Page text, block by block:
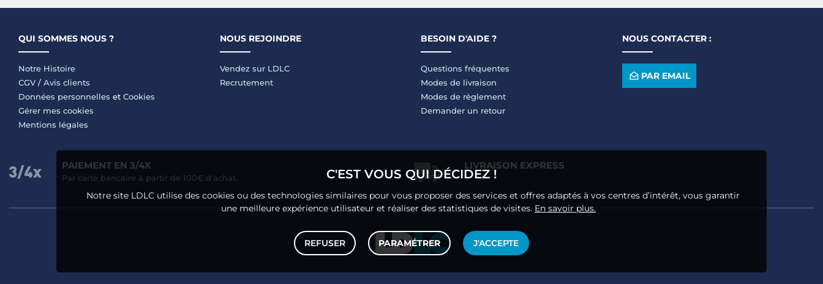
QUI SOMMES NOUS ?
Notre Histoire
CGV / Avis clients
Données personnelles et Cookies
Gérer mes cookies
Mentions légales
NOUS REJOINDRE
Vendez sur LDLC
Recrutement
BESOIN D'AIDE ?
Questions fréquentes
Modes de livraison
Modes de règlement
Demander un retour
NOUS CONTACTER :
PAR EMAIL
PAIEMENT EN 3/4X
Par carte bancaire à partir de 100€ d'achat.
LIVRAISON EXPRESS
C'EST VOUS QUI DÉCIDEZ !
Notre site LDLC utilise des cookies ou des technologies similaires pour vous proposer des services et offres adaptés à vos centres d’intérêt, vous garantir
une meilleure expérience utilisateur et réaliser des statistiques de visites. En savoir plus.
REFUSER PARAMÉTRER J'ACCEPTE